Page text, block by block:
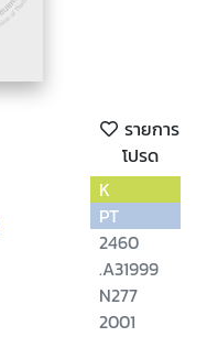
รายการ
โปรด
K
PT
2460
.A31999
N277
2001